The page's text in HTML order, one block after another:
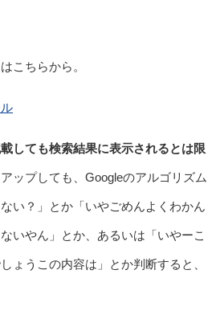
こちらから。
しても検索結果に表示されるとは限
ップしても、Googleのアルゴリズム
い？」とか「いやごめんよくわかん
いやん」とか、あるいは「いやーこ
ょうこの内容は」とか判断すると、